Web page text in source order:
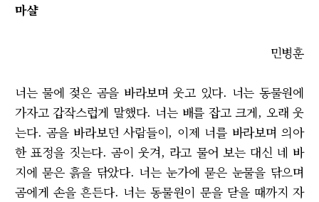
마샬
민병훈
너는 물에 젖은 곰을 바라보며 웃고 있다. 너는 동물원에
가자고 갑작스럽게 말했다. 너는 배를 잡고 크게, 오래 웃
는다. 곰을 바라보던 사람들이, 이제 너를 바라보며 의아
한 표정을 짓는다. 곰이 웃겨, 라고 물어 보는 대신 네 바
지에 묻은 흙을 닦았다. 너는 눈가에 묻은 눈물을 닦으며
곰에게 손을 흔든다. 너는 동물원이 문을 닫을 때까지 자